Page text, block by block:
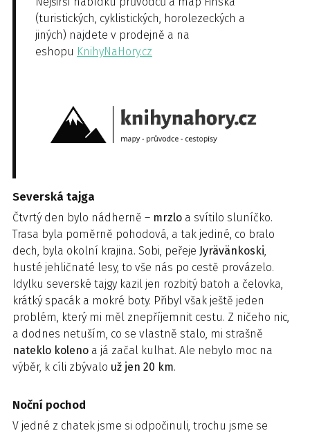
(turistických, cyklistických, horolezeckých a
jiných) najdete v prodejně a na
eshopu KnihyNaHory.cz
Severská tajga
Čtvrtý den bylo nádherně – mrzlo a svítilo sluníčko.
Trasa byla poměrně pohodová, a tak jediné, co bralo
dech, byla okolní krajina. Sobi, peřeje Jyrävänkoski,
husté jehličnaté lesy, to vše nás po cestě provázelo.
Idylku severské tajgy kazil jen rozbitý batoh a čelovka,
krátký spacák a mokré boty. Přibyl však ještě jeden
problém, který mi měl znepříjemnit cestu. Z ničeho nic,
a dodnes netuším, co se vlastně stalo, mi strašně
nateklo koleno a já začal kulhat. Ale nebylo moc na
výběr, k cíli zbývalo už jen 20 km.
Noční pochod
V jedné z chatek jsme si odpočinuli, trochu jsme se